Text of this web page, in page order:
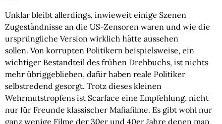
Unklar bleibt allerdings, inwieweit einige Szenen
Zugeständnisse an die US-Zensoren waren und wie die
ursprüngliche Version wirklich hätte aussehen
sollen. Von korrupten Politikern beispielsweise, ein
wichtiger Bestandteil des frühen Drehbuchs, ist nichts
mehr übriggeblieben, dafür haben reale Politiker
selbstredend gesorgt. Trotz dieses kleinen
Wehrmutstropfens ist Scarface eine Empfehlung, nicht
nur für Freunde klassischer Mafiafilme. Es gibt wohl nur
ganz wenige Filme der 30er und 40er Jahre denen man